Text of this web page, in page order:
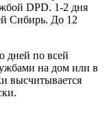
DPD. 1-2 дня
Сибирь. До 12
дней по всей
на дом или в
высчитывается